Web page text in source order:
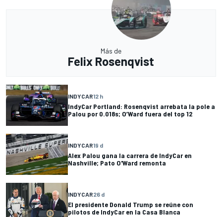
Más de
Felix Rosenqvist
INDYCAR12 h
IndyCar Portland: Rosenqvist arrebata la pole a
Palou por 0.018s; O’Ward fuera del top 12
INDYCAR19 d
Alex Palou gana la carrera de IndyCar en
Nashville; Pato O'Ward remonta
INDYCAR26 d
El presidente Donald Trump se reúne con
pilotos de IndyCar en la Casa Blanca